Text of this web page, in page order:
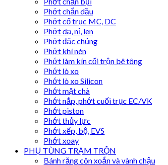
Phớt chắn dầu
Phớt cổ trục MC, DC
Phớt dạ, nỉ, len
Phớt đặc chủng
Phớt khí nén
Phớt làm kín cối trộn bê tông
Phớt lò xo
Phớt lò xo Silicon
Phớt mặt chà
Phớt nắp, phớt cuối trục EC/VK
Phớt piston
Phớt thủy lực
Phớt xếp, bộ, EVS
Phớt xoay
PHỤ TÙNG TRẠM TRỘN
Bánh răng côn xoắn và vành chậu